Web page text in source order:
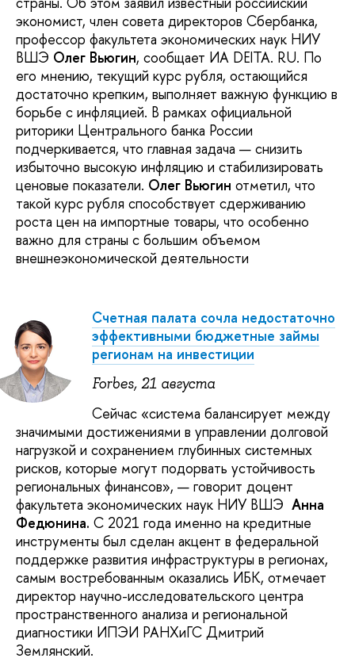
экономист, член совета директоров Сбербанка,
профессор факультета экономических наук НИУ
ВШЭ Олег Вьюгин, сообщает ИА DEITA. RU. По
его мнению, текущий курс рубля, остающийся
достаточно крепким, выполняет важную функцию в
борьбе с инфляцией. В рамках официальной
риторики Центрального банка России
подчеркивается, что главная задача — снизить
избыточно высокую инфляцию и стабилизировать
ценовые показатели. Олег Вьюгин отметил, что
такой курс рубля способствует сдерживанию
роста цен на импортные товары, что особенно
важно для страны с большим объемом
внешнеэкономической деятельности
Счетная палата сочла недостаточно
эффективными бюджетные займы
регионам на инвестиции
Forbes, 21 августа
Сейчас «система балансирует между
значимыми достижениями в управлении долговой
нагрузкой и сохранением глубинных системных
рисков, которые могут подорвать устойчивость
региональных финансов», — говорит доцент
факультета экономических наук НИУ ВШЭ Анна
Федюнина. С 2021 года именно на кредитные
инструменты был сделан акцент в федеральной
поддержке развития инфраструктуры в регионах,
самым востребованным оказались ИБК, отмечает
директор научно-исследовательского центра
пространственного анализа и региональной
диагностики ИПЭИ РАНХиГС Дмитрий
Землянский.